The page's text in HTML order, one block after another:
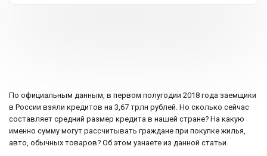
По официальным данным, в первом полугодии 2018 года заемщики
в России взяли кредитов на 3,67 трлн рублей. Но сколько сейчас
составляет средний размер кредита в нашей стране? На какую
именно сумму могут рассчитывать граждане при покупке жилья,
авто, обычных товаров? Об этом узнаете из данной статьи.